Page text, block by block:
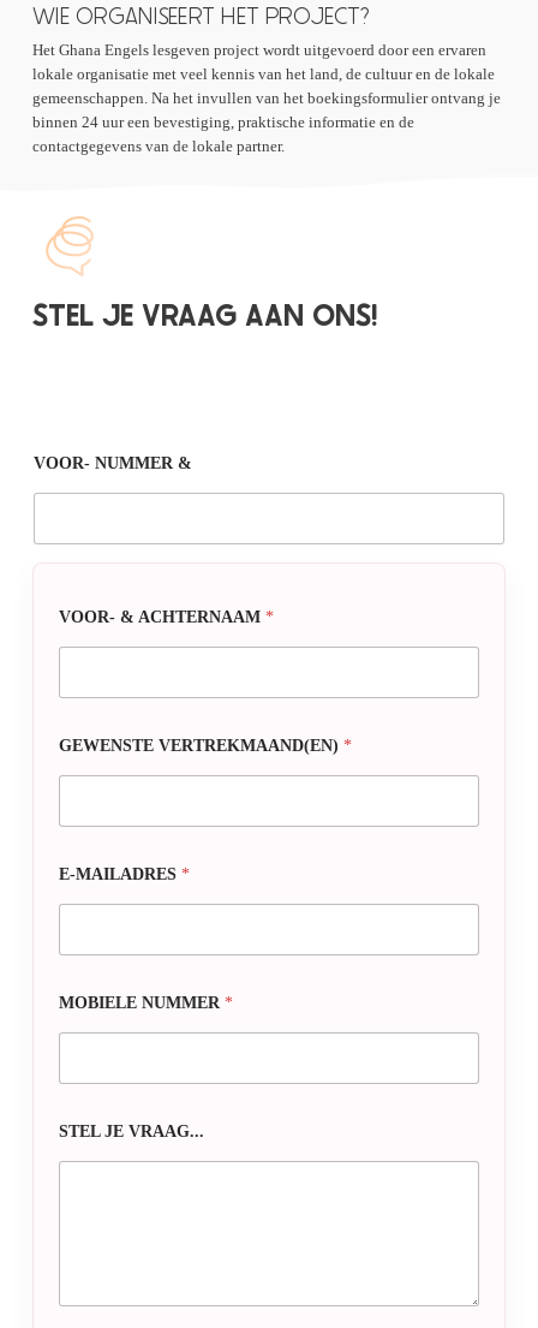
WIE ORGANISEERT HET PROJECT?
Het Ghana Engels lesgeven project wordt uitgevoerd door een ervaren
lokale organisatie met veel kennis van het land, de cultuur en de lokale
gemeenschappen. Na het invullen van het boekingsformulier ontvang je
binnen 24 uur een bevestiging, praktische informatie en de
contactgegevens van de lokale partner.
STEL JE VRAAG AAN ONS!
VOOR- NUMMER &
VOOR- & ACHTERNAAM*
GEWENSTE VERTREKMAAND(EN)*
E-MAILADRES*
MOBIELE NUMMER*
STEL JE VRAAG...